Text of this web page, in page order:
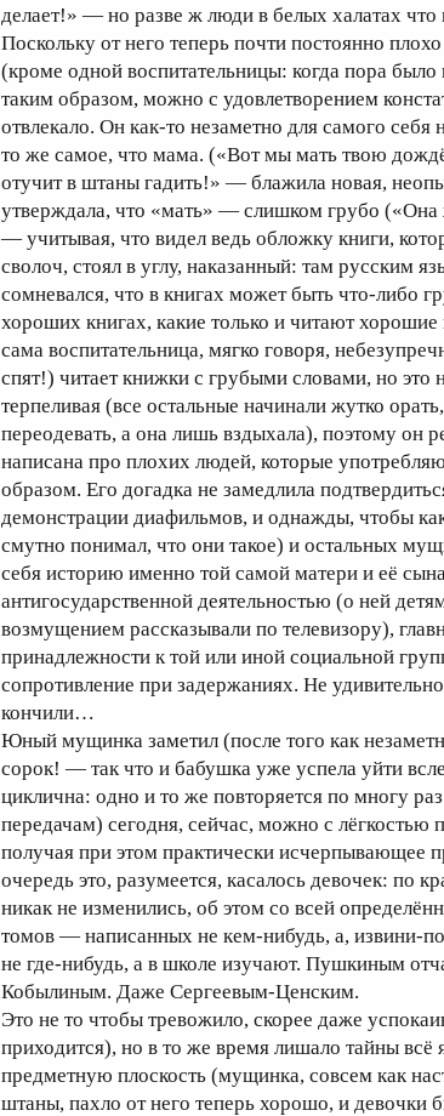
делает!» — но разве ж люди в белых халатах
Поскольку от него теперь почти постоянно
(кроме одной воспитательницы: когда пора
таким образом, можно с удовлетворением
отвлекало. Он как-то незаметно для самого
то же самое, что мама. («Вот мы мать твою
отучит в штаны гадить!» — блажила новая,
утверждала, что «мать» — слишком грубо
— учитывая, что видел ведь обложку книги,
сволоч, стоял в углу, наказанный: там русским
сомневался, что в книгах может быть что-либо
хороших книгах, какие только и читают
сама воспитательница, мягко говоря,
спят!) читает книжки с грубыми словами, но это
терпеливая (все остальные начинали жутко
переодевать, а она лишь вздыхала), поэтому он
написана про плохих людей, которые
образом. Его догадка не замедлила
демонстрации диафильмов, и однажды, чтобы
смутно понимал, что они такое) и остальных
себя историю именно той самой матери и её
антигосударственной деятельностью (о ней
возмущением рассказывали по телевизору),
принадлежности к той или иной социальной
сопротивление при задержаниях. Не
кончили…
Юный мущинка заметил (после того как
сoрок! — так что и бабушка уже успела уйти
циклична: одно и то же повторяется по многу
передачам) сегодня, сейчас, можно с лёгкостью
получая при этом практически исчерпывающее
очередь это, разумеется, касалось девочек: по
никак не изменились, об этом со всей
томов — написанных не кем-нибудь, а, извини-
не где-нибудь, а в школе изучают. Пушкиным
Кобылиным. Даже Сергеевым-Ценским.
Это не то чтобы тревожило, скорее даже
приходится), но в то же время лишало тайны всё
предметную плоскость (мущинка, совсем как
штаны, пахло от него теперь хорошо, и девочки